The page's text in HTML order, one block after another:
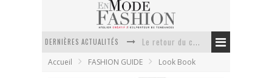
DERNIÈRES ACTUALITÉS
Accueil FASHION GUIDE Look Book